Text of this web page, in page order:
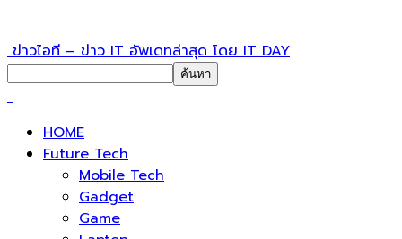
ข่าวไอที – ข่าว IT อัพเดทล่าสุด โดย IT DAY
HOME
Future Tech
Mobile Tech
Gadget
Game